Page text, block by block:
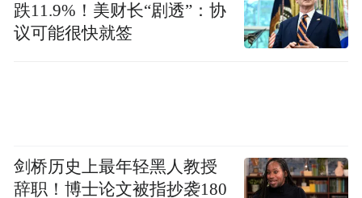
次迈进。张鸿星表示，衷心希望依托北京大
学的科研优势，深化抚州文化研究，每年确
望依托北京大学的平台优势，加强对抚州党
跌11.9%！美财长“剧透”：协
议可能很快就签
剑桥历史上最年轻黑人教授
辞职！博士论文被指抄袭180